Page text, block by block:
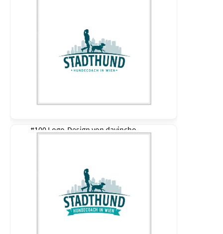
#100 Logo-Design von davincho